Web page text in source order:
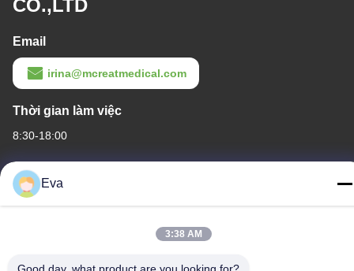
CO.,LTD
Email
irina@mcreatmedical.com
Thời gian làm việc
8:30-18:00
Địa chỉ của tôi
Địa chỉ
Shiji, quận Panyu, Quảng Châu, Quảng Đông Trung Quốc
Eva
3:38 AM